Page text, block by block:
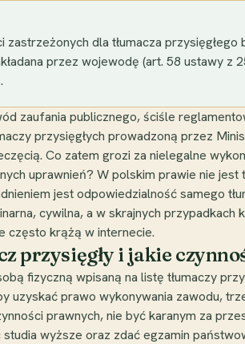
zastrzeżonych dla tłumacza
przez wojewodę (art. 58 ustawy
zaufania publicznego, ściśle
przysięgłych prowadzoną przez
Co zatem grozi za nielegalne
uprawnień? W polskim prawie nie
jest odpowiedzialność samego
cywilna, a w skrajnych
często krążą w internecie.
przysięgły i jakie
fizyczną wpisaną na listę tłumaczy
uzyskać prawo wykonywania zawodu,
prawnych, nie być karanym za
wyższe oraz zdać egzamin